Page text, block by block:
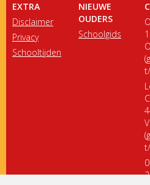
EXTRA
Disclaimer
Privacy
Schooltijden
NIEUWE
OUDERS
Schoolgids